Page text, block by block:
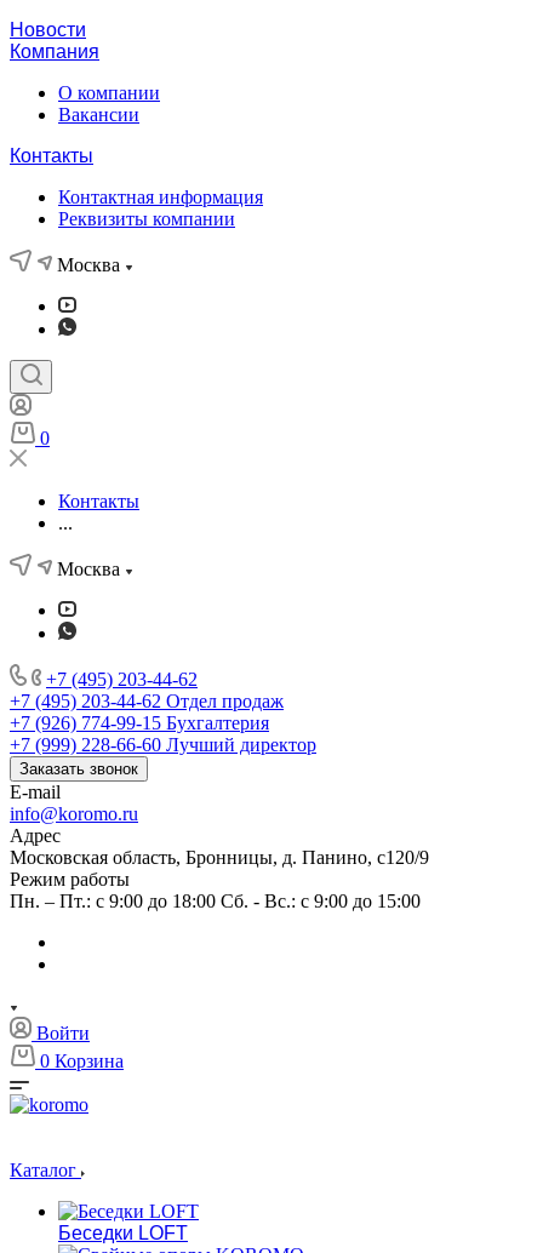
Новости
Компания
О компании
Вакансии
Контакты
Контактная информация
Реквизиты компании
Москва
0
Контакты
...
Москва
+7 (495) 203-44-62
+7 (495) 203-44-62 Отдел продаж
+7 (926) 774-99-15 Бухгалтерия
+7 (999) 228-66-60 Лучший директор
Заказать звонок
E-mail
info@koromo.ru
Адрес
Московская область, Бронницы, д. Панино, с120/9
Режим работы
Пн. – Пт.: с 9:00 до 18:00 Сб. - Вс.: с 9:00 до 15:00
Войти
0 Корзина
Каталог
Беседки LOFT